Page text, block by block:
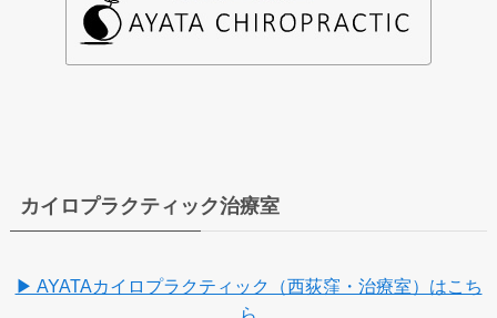
カイロプラクティック治療室
▶ AYATAカイロプラクティック（西荻窪・治療室）はこち
ら